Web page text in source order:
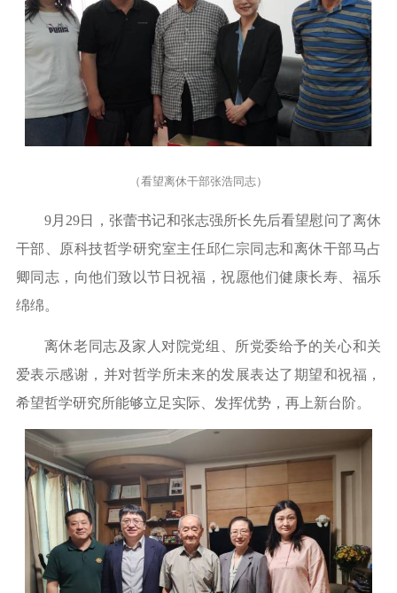
（看望离休干部张浩同志）
9月29日，张蕾书记和张志强所长先后看望慰问了离休
干部、原科技哲学研究室主任邱仁宗同志和离休干部马占
卿同志，向他们致以节日祝福，祝愿他们健康长寿、福乐
绵绵。
离休老同志及家人对院党组、所党委给予的关心和关
爱表示感谢，并对哲学所未来的发展表达了期望和祝福，
希望哲学研究所能够立足实际、发挥优势，再上新台阶。